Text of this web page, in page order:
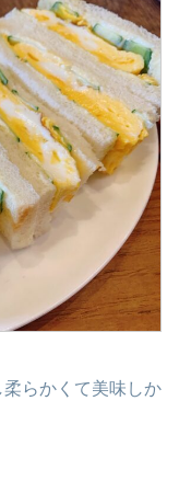
らかくて美味しか